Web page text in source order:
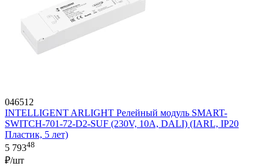
046512
INTELLIGENT ARLIGHT Релейный модуль SMART-
SWITCH-701-72-D2-SUF (230V, 10A, DALI) (IARL, IP20
Пластик, 5 лет)
5 79348
₽/шт